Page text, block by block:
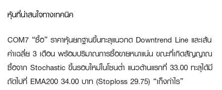
หุ้นที่น่าสนใจทางเทคนิค
COM7 “ซื้อ” ราคาหุ้นยกฐานขึ้นทะลุแนวกด Downtrend Line และเส้น
ค่าเฉลี่ย 3 เดือน พร้อมปริมาณการซื้อขายหนาแน่น ขณะที่เกิดสัญญาณ
ซื้อจาก Stochastic ขึ้นรอบใหม่ในโซนต่ำ แนวต้านแรกที่ 33.00 ทะลุได้มี
ถัดไปที่ EMA200 34.00 บาท (Stoploss 29.75) “เก็งกำไร”